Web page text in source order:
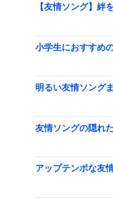
【友情ソング】絆
小学生におすすめ
明るい友情ソング
友情ソングの隠れ
アップテンポな友